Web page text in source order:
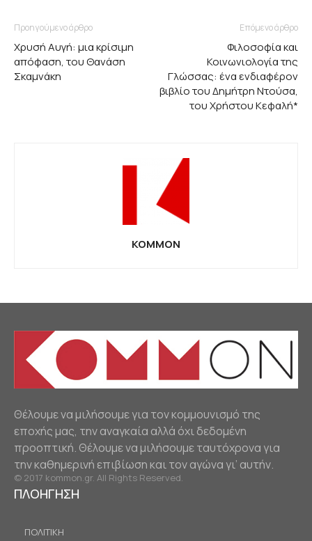
Προηγούμενο άρθρο
Χρυσή Αυγή: μια κρίσιμη
απόφαση, του Θανάση
Σκαμνάκη
Επόμενο άρθρο
Φιλοσοφία και
Κοινωνιολογία της
Γλώσσας: ένα ενδιαφέρον
βιβλίο του Δημήτρη Ντούσα,
του Χρήστου Κεφαλή*
KOMMON
Θέλουμε να μιλήσουμε για τον κομμουνισμό της
εποχής μας, την αναγκαία αλλά όχι δεδομένη
προοπτική. Θέλουμε να μιλήσουμε ταυτόχρονα για
την καθημερινή επιβίωση και τον αγώνα γι’ αυτήν.
© 2017 kommon.gr. All Rights Reserved.
ΠΛΟΗΓΗΣΗ
ΠΟΛΙΤΙΚΗ